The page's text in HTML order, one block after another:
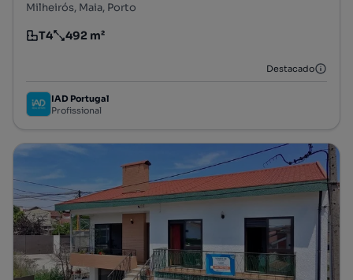
Milheirós, Maia, Porto
Tipologia
T4
Preço por metro quadrado
492 m²
Destacado
IAD Portugal
Profissional